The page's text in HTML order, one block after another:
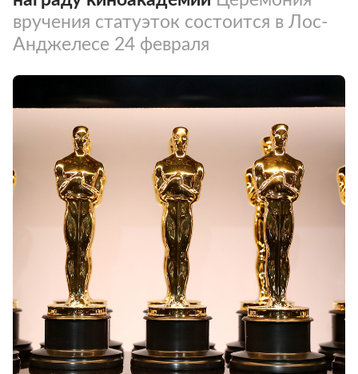
вручения статуэток состоится в Лос-
Анджелесе 24 февраля